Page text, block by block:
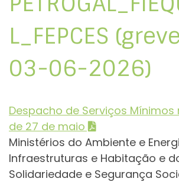
L_FEPCES
03-06-2026)
Despacho de Serviços Mínimos
de 27 de maio
Ministérios do Ambiente e
Infraestruturas e Habitação e
Solidariedade e Segurança